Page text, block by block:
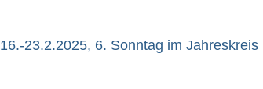
16.-23.2.2025, 6. Sonntag im Jahreskreis